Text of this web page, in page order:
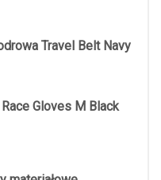
Travel Belt Navy
Gloves M Black